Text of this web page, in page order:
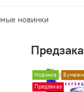
новинки
Новинка
Предзаказ